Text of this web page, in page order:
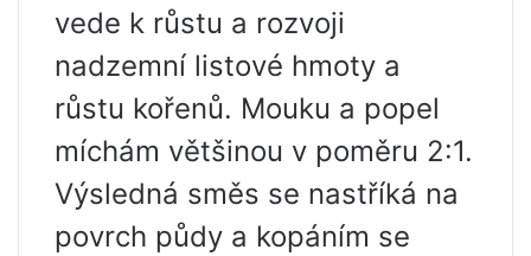
vede k růstu a rozvoji
nadzemní listové hmoty a
růstu kořenů. Mouku a popel
míchám většinou v poměru 2:1.
Výsledná směs se nastříká na
povrch půdy a kopáním se